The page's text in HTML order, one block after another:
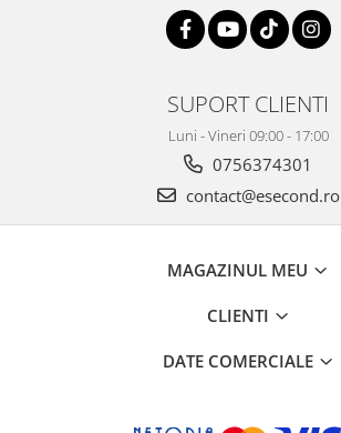
Sport & Activitati in aer liber
Sporturi acvatice
Audio HI-FI & Profesionale
SUPORT CLIENTI
Luni - Vineri 09:00 - 17:00
0756374301
contact@esecond.ro
MAGAZINUL MEU
CLIENTI
DATE COMERCIALE